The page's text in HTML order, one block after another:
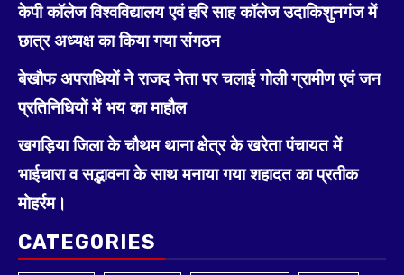
केपी कॉलेज विश्वविद्यालय एवं हरि साह कॉलेज उदाकिशुनगंज में
छात्र अध्यक्ष का किया गया संगठन
बेखौफ अपराधियों ने राजद नेता पर चलाई गोली ग्रामीण एवं जन
प्रतिनिधियों में भय का माहौल
खगड़िया जिला के चौथम थाना क्षेत्र के खरेता पंचायत में
भाईचारा व सद्भावना के साथ मनाया गया शहादत का प्रतीक
मोहर्रम।
CATEGORIES